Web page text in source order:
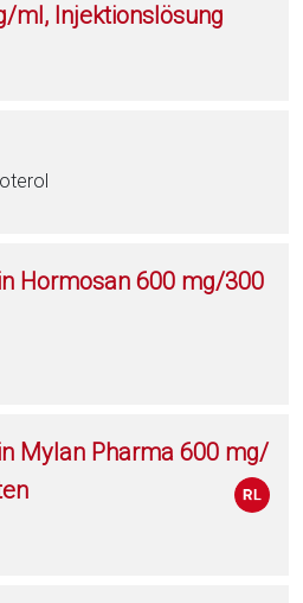
ml, Injektionslösung
Hormosan 600 mg/300
Mylan Pharma 600 mg/